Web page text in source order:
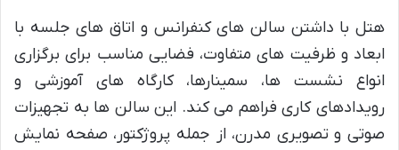
هتل با داشتن سالن های کنفرانس و اتاق های جلسه با
ابعاد و ظرفیت های متفاوت، فضایی مناسب برای برگزاری
انواع نشست ها، سمینارها، کارگاه های آموزشی و
رویدادهای کاری فراهم می کند. این سالن ها به تجهیزات
صوتی و تصویری مدرن، از جمله پروژکتور، صفحه نمایش